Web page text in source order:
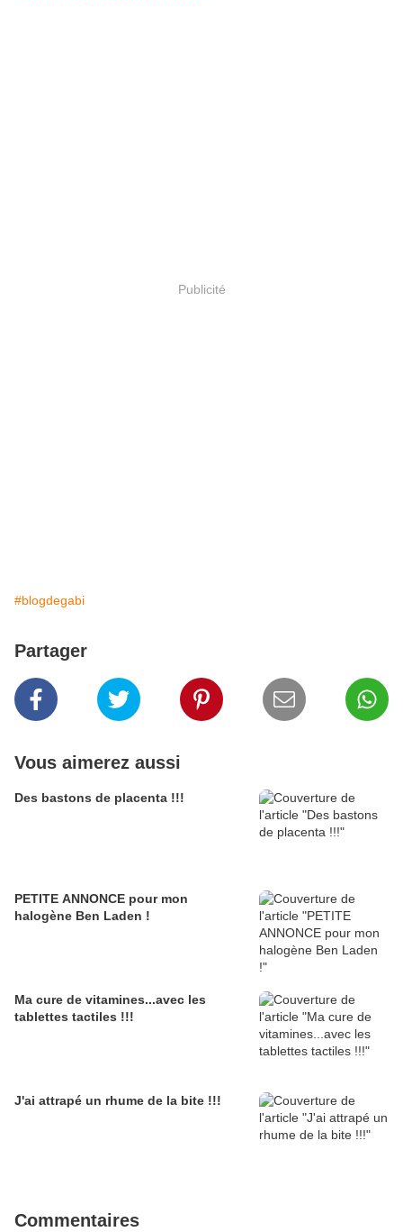
Publicité
#blogdegabi
Partager
Vous aimerez aussi
Des bastons de placenta !!!
PETITE ANNONCE pour mon
halogène Ben Laden !
Ma cure de vitamines...avec les
tablettes tactiles !!!
J'ai attrapé un rhume de la bite !!!
Commentaires